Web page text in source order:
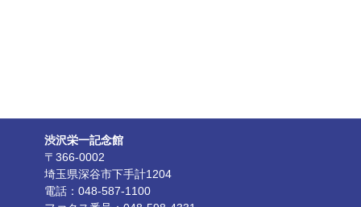
渋沢栄一記念館
〒366-0002
埼玉県深谷市下手計1204
電話：048‐587‐1100